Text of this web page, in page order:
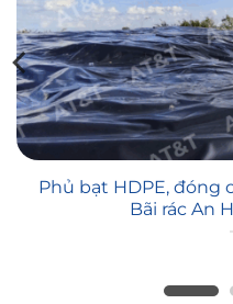
Phủ bạt HDPE, đóng
Bãi rác An